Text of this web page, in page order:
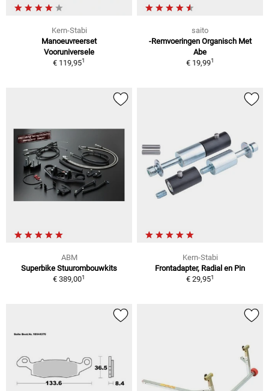
Kern-Stabi
Manoeuvreerset
Vooruniversele
€ 119,951
saito
-Remvoeringen Organisch Met
Abe
€ 19,991
ABM
Superbike Stuurombouwkits
€ 389,001
Kern-Stabi
Frontadapter, Radial en Pin
€ 29,951